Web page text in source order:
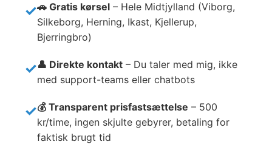
🚗 Gratis kørsel – Hele Midtjylland (Viborg,
Silkeborg, Herning, Ikast, Kjellerup,
Bjerringbro)
👤 Direkte kontakt – Du taler med mig, ikke
med support-teams eller chatbots
💰 Transparent prisfastsættelse – 500
kr/time, ingen skjulte gebyrer, betaling for
faktisk brugt tid